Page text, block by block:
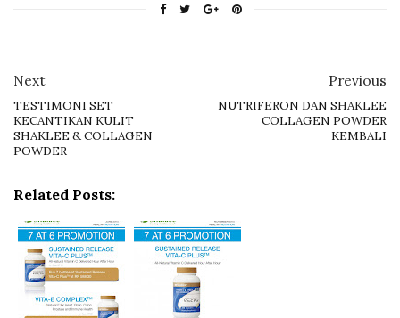
Next
TESTIMONI SET
KECANTIKAN KULIT
SHAKLEE & COLLAGEN
POWDER
Previous
NUTRIFERON DAN SHAKLEE
COLLAGEN POWDER
KEMBALI
Related Posts: